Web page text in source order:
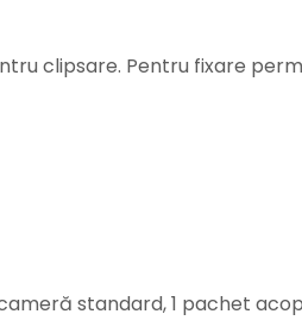
clipsare. Pentru fixare
standard, 1 pachet